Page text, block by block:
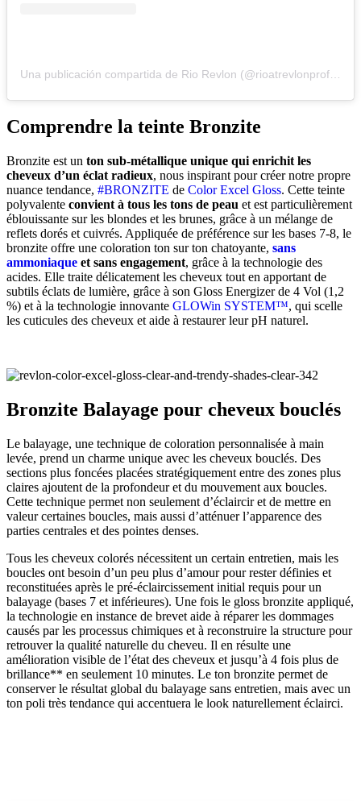
Comprendre la teinte Bronzite
Bronzite est un ton sub-métallique unique qui enrichit les
cheveux d’un éclat radieux, nous inspirant pour créer notre propre
nuance tendance, #BRONZITE de Color Excel Gloss. Cette teinte
polyvalente convient à tous les tons de peau et est particulièrement
éblouissante sur les blondes et les brunes, grâce à un mélange de
reflets dorés et cuivrés. Appliquée de préférence sur les bases 7-8, le
bronzite offre une coloration ton sur ton chatoyante, sans
ammoniaque et sans engagement, grâce à la technologie des
acides. Elle traite délicatement les cheveux tout en apportant de
subtils éclats de lumière, grâce à son Gloss Energizer de 4 Vol (1,2
%) et à la technologie innovante GLOWin SYSTEM™, qui scelle
les cuticules des cheveux et aide à restaurer leur pH naturel.
Bronzite Balayage pour cheveux bouclés
Le balayage, une technique de coloration personnalisée à main
levée, prend un charme unique avec les cheveux bouclés. Des
sections plus foncées placées stratégiquement entre des zones plus
claires ajoutent de la profondeur et du mouvement aux boucles.
Cette technique permet non seulement d’éclaircir et de mettre en
valeur certaines boucles, mais aussi d’atténuer l’apparence des
parties centrales et des pointes denses.
Tous les cheveux colorés nécessitent un certain entretien, mais les
boucles ont besoin d’un peu plus d’amour pour rester définies et
reconstituées après le pré-éclaircissement initial requis pour un
balayage (bases 7 et inférieures). Une fois le gloss bronzite appliqué,
la technologie en instance de brevet aide à réparer les dommages
causés par les processus chimiques et à reconstruire la structure pour
retrouver la qualité naturelle du cheveu. Il en résulte une
amélioration visible de l’état des cheveux et jusqu’à 4 fois plus de
brillance** en seulement 10 minutes. Le ton bronzite permet de
conserver le résultat global du balayage sans entretien, mais avec un
ton poli très tendance qui accentuera le look naturellement éclairci.